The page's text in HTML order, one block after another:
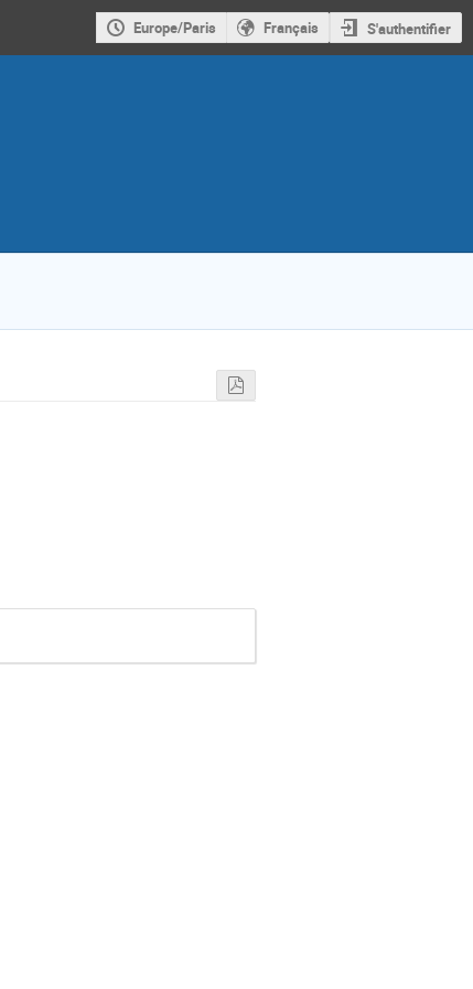
Europe/Paris Français S'authentifier